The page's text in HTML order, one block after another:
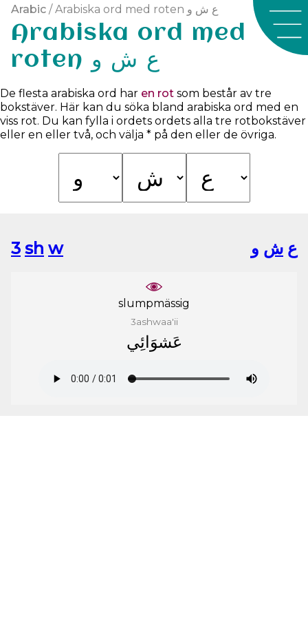
Arabic / Arabiska ord med roten ع ش و
Arabiska ord med
roten ع ش و
De flesta arabiska ord har en rot som består av tre
bokstäver. Här kan du söka bland arabiska ord med en
viss rot. Du kan fylla i ordets ordets alla tre rotbokstäver
eller en eller två, och välja * på den eller de övriga.
3 sh w ﻉ ﺵ ﻭ
slumpmässig
3ashwaa'ii
ﻋَﺸﻮَﺍﺋِﻲ